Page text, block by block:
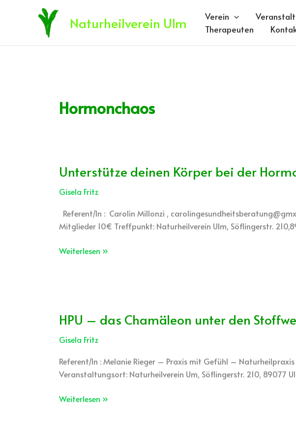
Naturheilverein Ulm Verein
Therapeuten
Hormonchaos
Unterstütze deinen Körper bei der
Gisela Fritz
Referent/In : Carolin Millonzi ,
Mitglieder 10€ Treffpunkt: Naturheilverein Ulm, Söflingerstr.
Unterstütze
Körper
Hormonumstellung
Weiterlesen »
HPU – das Chamäleon unter den
Gisela Fritz
Referent/In : Melanie Rieger – Praxis mit Gefühl –
Veranstaltungsort: Naturheilverein Um, Söflingerstr. 210,
HPU
das
Chamäleon
Stoffwechsel-
Weiterlesen »